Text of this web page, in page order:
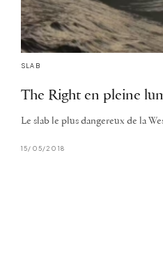
SLAB
The Right en pleine
Le slab le plus dangereux de la
15/05/2018